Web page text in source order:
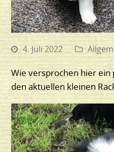
4. Juli 2022
Wie versprochen hier ein
den aktuellen kleinen